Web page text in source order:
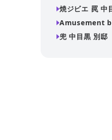
焼ジビエ 罠 中
Amusement
兜 中目黒 別邸